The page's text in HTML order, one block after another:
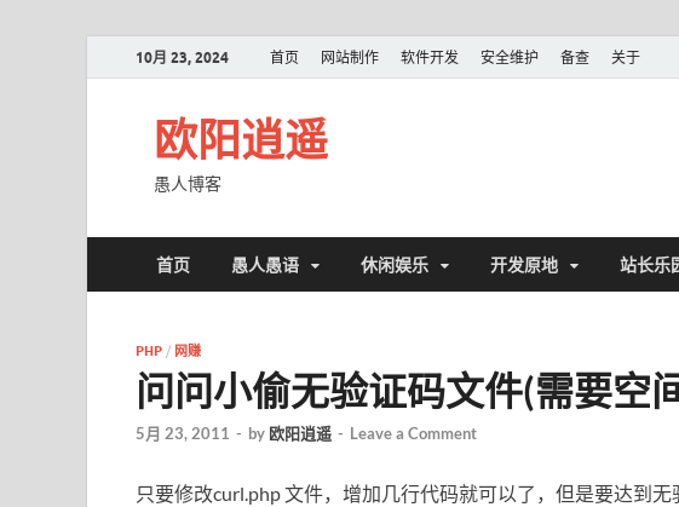
10月 23, 2024 首页 网站制作 软件开发 安全维护 备查 关于
欧阳逍遥
愚人博客
首页 愚人愚语 休闲娱乐 开发原地 站长乐
PHP / 网赚
问问小偷无验证码文件(需要空
5月 23, 2011 - by 欧阳逍遥 - Leave a Comment
只要修改curl.php 文件，增加几行代码就可以了，但是要达到